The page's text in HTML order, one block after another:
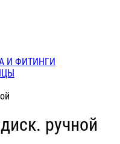
И ФИТИНГИ
ручной